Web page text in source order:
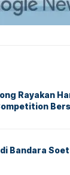
Rayakan
Bandara